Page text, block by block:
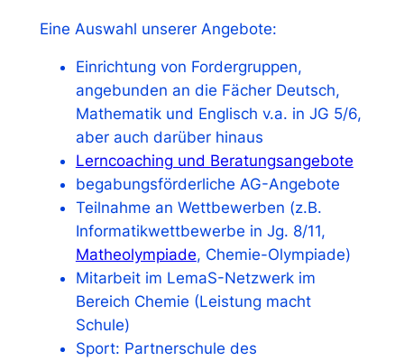
Eine Auswahl unserer Angebote:
Einrichtung von Fordergruppen,
angebunden an die Fächer Deutsch,
Mathematik und Englisch v.a. in JG 5/6,
aber auch darüber hinaus
Lerncoaching und Beratungsangebote
begabungsförderliche AG-Angebote
Teilnahme an Wettbewerben (z.B.
Informatikwettbewerbe in Jg. 8/11,
Matheolympiade, Chemie-Olympiade)
Mitarbeit im LemaS-Netzwerk im
Bereich Chemie (Leistung macht
Schule)
Sport: Partnerschule des